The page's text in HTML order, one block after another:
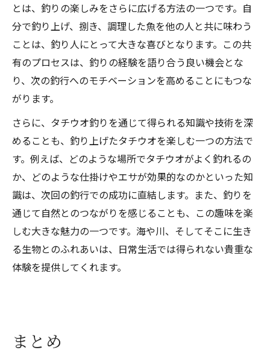
とは、釣りの楽しみをさらに広げる方法の一つです。自
分で釣り上げ、捌き、調理した魚を他の人と共に味わう
ことは、釣り人にとって大きな喜びとなります。この共
有のプロセスは、釣りの経験を語り合う良い機会とな
り、次の釣行へのモチベーションを高めることにもつな
がります。
さらに、タチウオ釣りを通じて得られる知識や技術を深
めることも、釣り上げたタチウオを楽しむ一つの方法で
す。例えば、どのような場所でタチウオがよく釣れるの
か、どのような仕掛けやエサが効果的なのかといった知
識は、次回の釣行での成功に直結します。また、釣りを
通じて自然とのつながりを感じることも、この趣味を楽
しむ大きな魅力の一つです。海や川、そしてそこに生き
る生物とのふれあいは、日常生活では得られない貴重な
体験を提供してくれます。
まとめ